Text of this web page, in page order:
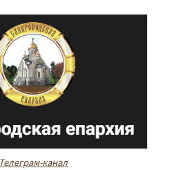
Телеграм-канал